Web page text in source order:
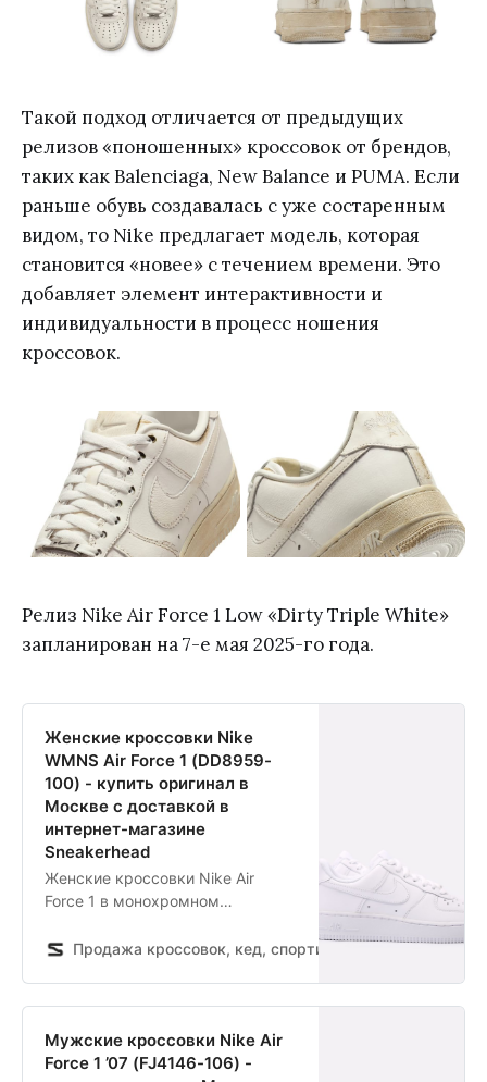
Такой подход отличается от предыдущих
релизов «поношенных» кроссовок от брендов,
таких как Balenciaga, New Balance и PUMA. Если
раньше обувь создавалась с уже состаренным
видом, то Nike предлагает модель, которая
становится «новее» с течением времени. Это
добавляет элемент интерактивности и
индивидуальности в процесс ношения
кроссовок.
Релиз Nike Air Force 1 Low «Dirty Triple White»
запланирован на 7-е мая 2025-го года.
Женские кроссовки Nike
WMNS Air Force 1 (DD8959-
100) - купить оригинал в
Москве с доставкой в
интернет-магазине
Sneakerhead
Женские кроссовки Nike Air
Force 1 в монохромном
пара на все случаи жизни,
благодаря мягкому подкладку
из текстиля эта модель
Продажа кроссовок, кед, спортивной обуви и
Мужские кроссовки Nike Air
Force 1 ’07 (FJ4146-106) -